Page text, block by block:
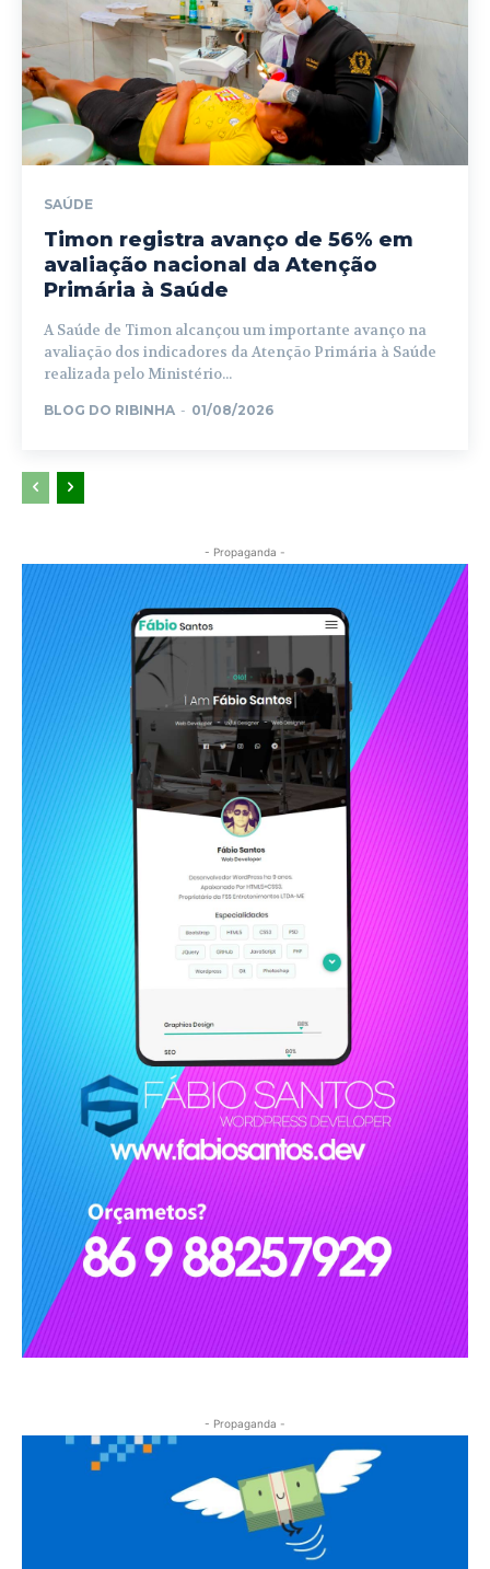
SAÚDE
Timon registra avanço de 56% em
avaliação nacional da Atenção
Primária à Saúde
A Saúde de Timon alcançou um importante avanço na
avaliação dos indicadores da Atenção Primária à Saúde
realizada pelo Ministério...
BLOG DO RIBINHA - 01/08/2026
- Propaganda -
- Propaganda -